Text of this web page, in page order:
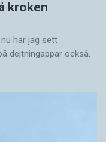
kroken
har jag sett
dejtningappar också.